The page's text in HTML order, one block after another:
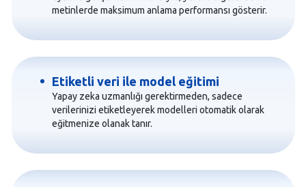
metinlerde maksimum anlama performansı gösterir.
Etiketli veri ile model eğitimi
Yapay zeka uzmanlığı gerektirmeden, sadece
verilerinizi etiketleyerek modelleri otomatik olarak
eğitmenize olanak tanır.